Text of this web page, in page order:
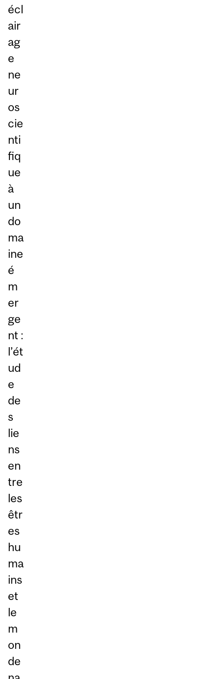
écl
air
ag
e
ne
ur
os
cie
nti
fiq
ue
à
un
do
ma
ine
é
m
er
ge
nt :
l’ét
ud
e
de
s
lie
ns
en
tre
les
êtr
es
hu
ma
ins
et
le
m
on
de